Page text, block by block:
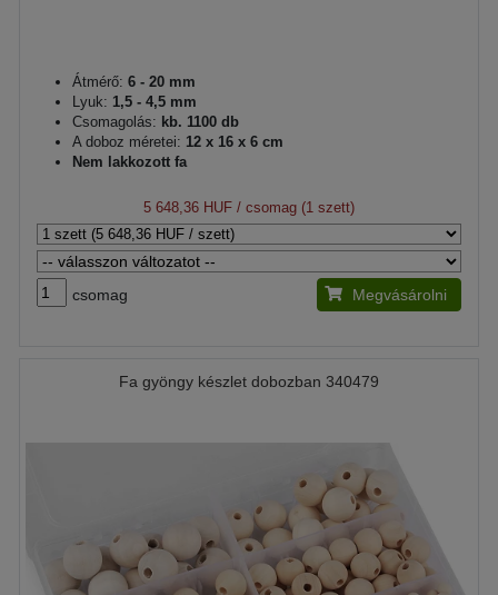
Átmérő: 6 - 20 mm
Lyuk: 1,5 - 4,5 mm
Csomagolás: kb. 1100 db
A doboz méretei: 12 x 16 x 6 cm
Nem lakkozott fa
5 648,36 HUF / csomag (1 szett)
csomag Megvásárolni
Fa gyöngy készlet dobozban 340479